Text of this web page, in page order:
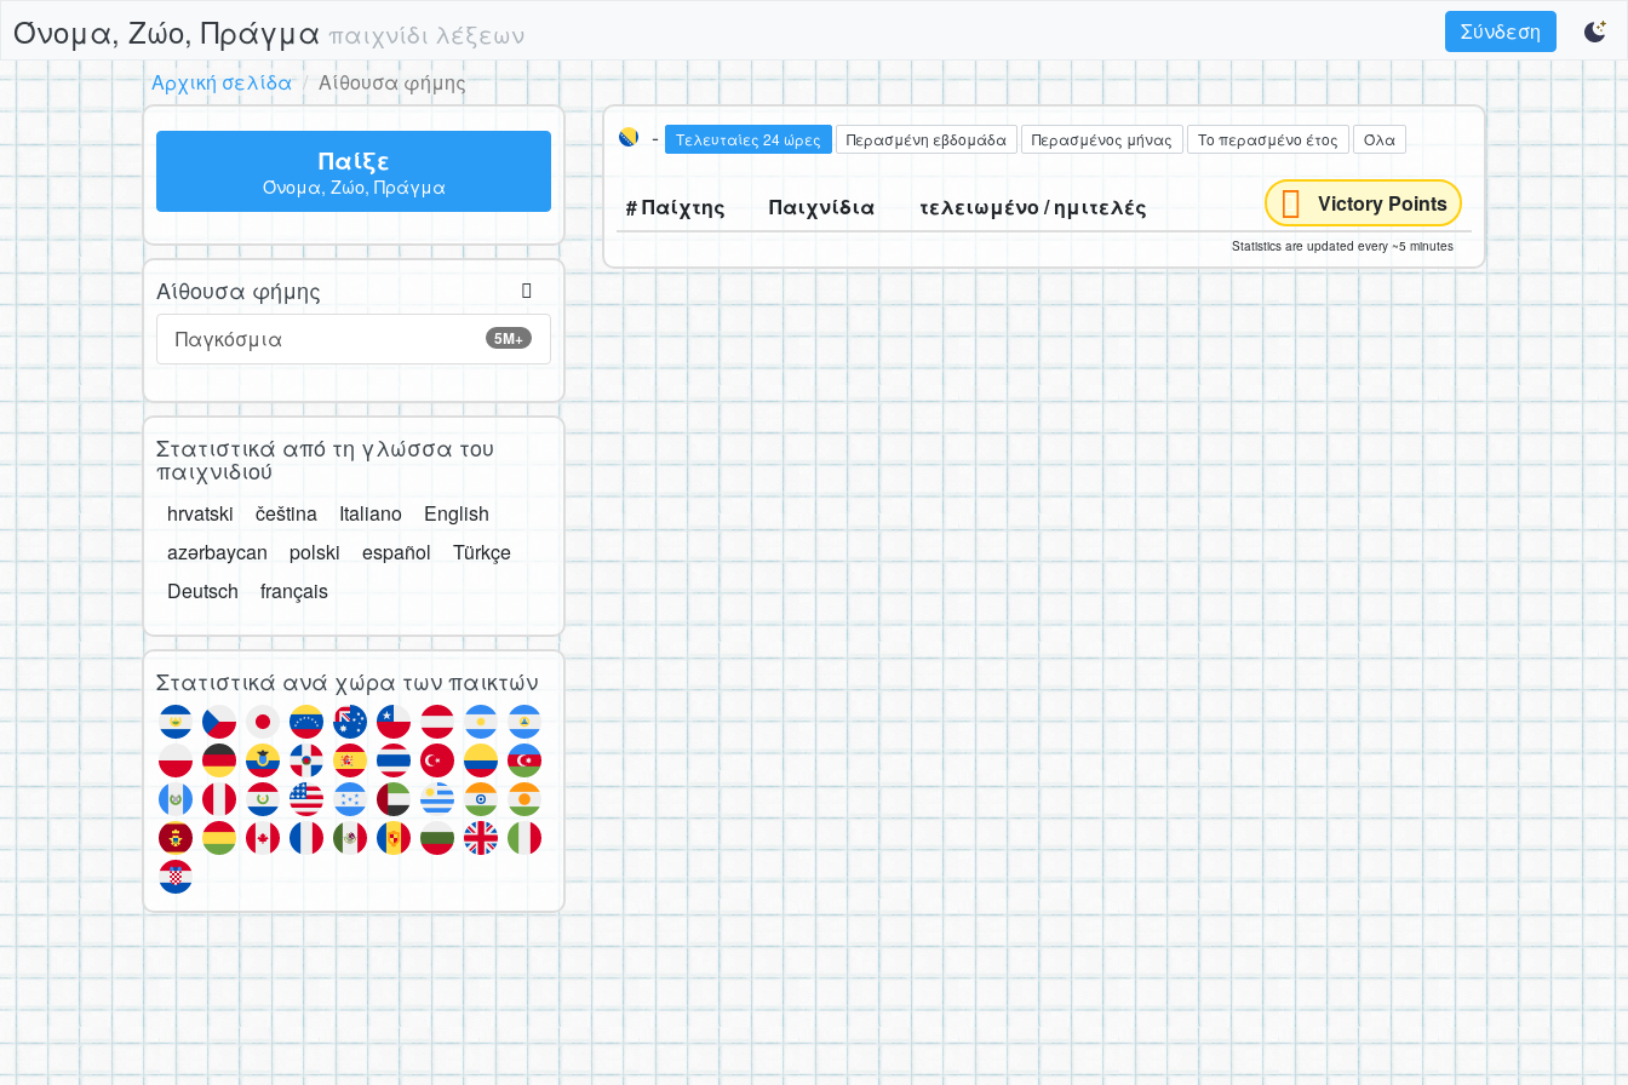
Όνομα, Ζώο, Πράγμα παιχνίδι λέξεων
Σύνδεση
Αρχική σελίδα
Αίθουσα φήμης
- Τελευταίες 24 ώρες Περασμένη εβδομάδα Περασμένος μήνας Το περασμένο έτος Όλα
# Παίχτης Παιχνίδια τελειωμένο / ημιτελές Victory Points
Statistics are updated every ~5 minutes
Παίξε
Όνομα, Ζώο, Πράγμα
Αίθουσα φήμης
5M+
Παγκόσμια
Στατιστικά από τη γλώσσα του
παιχνιδιού
hrvatski čeština Italiano
English
azərbaycan
polski español
Türkçe
Deutsch
français
Στατιστικά ανά χώρα των παικτών